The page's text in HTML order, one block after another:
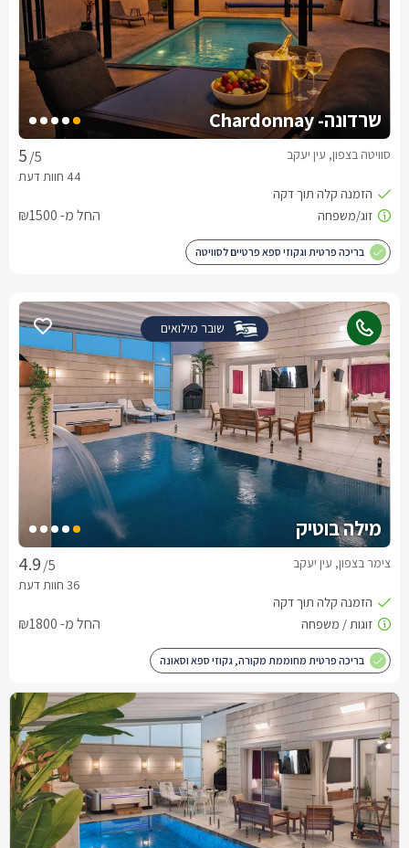
שרדונה- Chardonnay
/5 סוויטה בצפון, עין יעקב
החל מ- ₪1500
בריכה פרטית וגקוזי ספא פרטיים לסוויטה
שובר מילואים
מילה בוטיק
/5 צימר בצפון, עין יעקב
החל מ- ₪1800
בריכה פרטית מחוממת מקורה, גקוזי ספא וסאונה